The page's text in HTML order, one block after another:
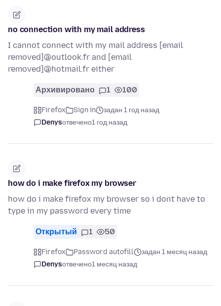
no connection with my mail address
I cannot connect with my mail address [email
removed]@outlook.fr and [email
removed]@hotmail.fr either
Архивировано 1 100
Firefox Sign in
задан 1 год назад
Denysотвечено1 год назад
how do i make firefox my browser
how do i make firefox my browser so i dont have to
type in my password every time
Открытый 1 50
Firefox Password autofill
задан 1 месяц назад
Denysотвечено1 месяц назад